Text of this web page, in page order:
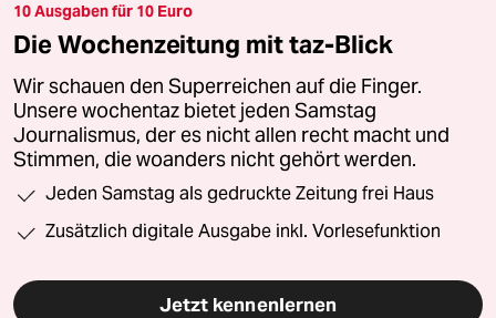
10 Ausgaben für 10 Euro
Die Wochenzeitung mit taz-Blick
Wir schauen den Superreichen auf die Finger.
Unsere wochentaz bietet jeden Samstag
Journalismus, der es nicht allen recht macht und
Stimmen, die woanders nicht gehört werden.
Jeden Samstag als gedruckte Zeitung frei Haus
Zusätzlich digitale Ausgabe inkl. Vorlesefunktion
Jetzt kennenlernen